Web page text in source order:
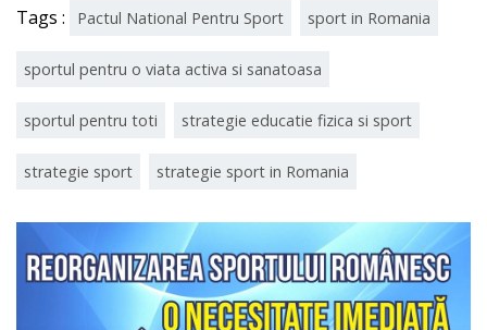
Tags : Pactul National Pentru Sport sport in Romania
sportul pentru o viata activa si sanatoasa
sportul pentru toti strategie educatie fizica si sport
strategie sport strategie sport in Romania